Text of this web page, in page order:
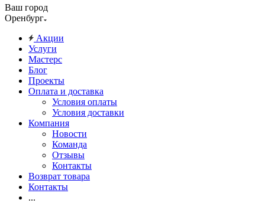
Ваш город
Оренбург
Акции
Услуги
Мастерс
Блог
Проекты
Оплата и доставка
Условия оплаты
Условия доставки
Компания
Новости
Команда
Отзывы
Контакты
Возврат товара
Контакты
...